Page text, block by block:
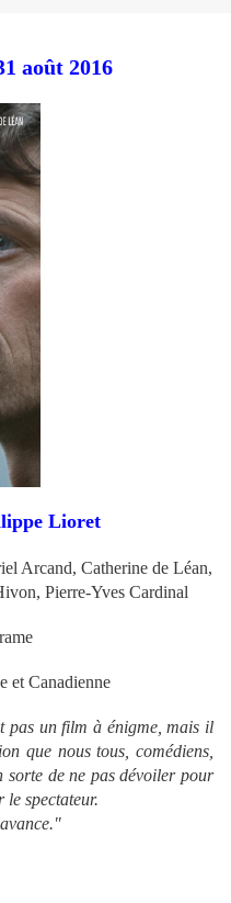
août 2016
Lioret
Arcand, Catherine de Léan,
Pierre-Yves Cardinal
et Canadienne
pas un film à énigme, mais il
que nous tous, comédiens,
sorte de ne pas dévoiler pour
le spectateur.